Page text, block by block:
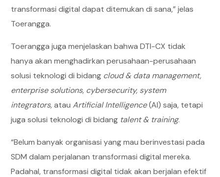
transformasi digital dapat ditemukan di sana,” jelas
Toerangga.
Toerangga juga menjelaskan bahwa DTI-CX tidak
hanya akan menghadirkan perusahaan-perusahaan
solusi teknologi di bidang cloud & data management,
enterprise solutions, cybersecurity, system
integrators,atauArtificial Intelligence(AI) saja, tetapi
juga solusi teknologi di bidang talent & training.
“Belum banyak organisasi yang mau berinvestasi pada
SDM dalam perjalanan transformasi digital mereka.
Padahal, transformasi digital tidak akan berjalan efektif